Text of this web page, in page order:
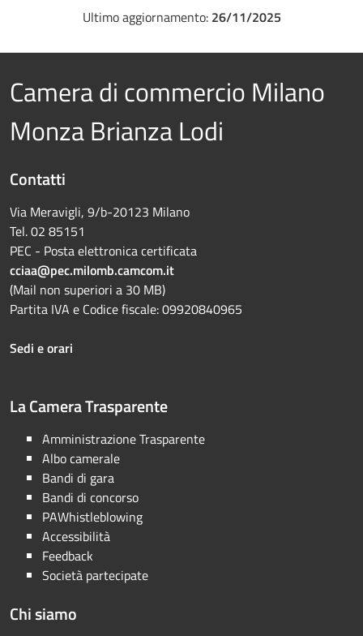
Ultimo aggiornamento: 26/11/2025
Camera di commercio Milano
Monza Brianza Lodi
Contatti
Via Meravigli, 9/b-20123 Milano
Tel. 02 85151
PEC - Posta elettronica certificata
cciaa@pec.milomb.camcom.it
(Mail non superiori a 30 MB)
Partita IVA e Codice fiscale: 09920840965
Sedi e orari
La Camera Trasparente
Amministrazione Trasparente
Albo camerale
Bandi di gara
Bandi di concorso
PAWhistleblowing
Accessibilità
Feedback
Società partecipate
Chi siamo